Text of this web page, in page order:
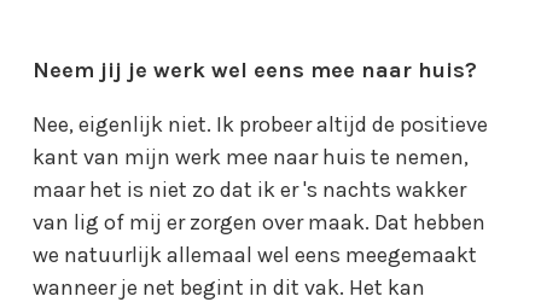
Neem jij je werk wel eens mee naar huis?
Nee, eigenlijk niet. Ik probeer altijd de positieve
kant van mijn werk mee naar huis te nemen,
maar het is niet zo dat ik er 's nachts wakker
van lig of mij er zorgen over maak. Dat hebben
we natuurlijk allemaal wel eens meegemaakt
wanneer je net begint in dit vak. Het kan